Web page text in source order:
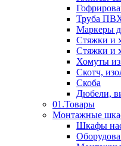
Труба
Маркеры
Стяжки и
Стяжки и
Хомуты
Скотч,
Скоба
Дюбели,
01.Товары
Монтажные
Шкафы